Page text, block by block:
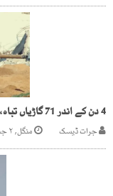
4 دن کے اندر 71 گاڑیاں تباہ، 16صہیونی فوجی ہلاک کردیے، القسام
جرات ڈیسک منگل, ۲ جنوری ۲۰۲۴